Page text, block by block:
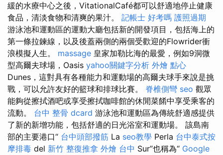
緩的水療中心之後，VitationalCafé都可以舒適地停止健康
食品，清淡食物和清爽的果汁。 記帳士 好考嗎 護照過期
游泳池和運動區的運動大廳包括新的開發項目，包括海上的
第一條拉鍊線，以及後蓋兩側的兩個受歡迎的Flowrider衝
浪模擬人生。 massage 皇家加勒比海的最愛，例如9洞微
型高爾夫球場，Oasis yahoo關鍵字分析 外燴 點心
Dunes，這對具有各種能力和運動場的高爾夫球手來說是挑
戰，可以允許友好的籃球和排球比賽。 脊椎側彎 seo 觀眾
能夠從擦拭酒吧或享受擦拭咖啡館的休閒菜餚中享受乘客的
流動。 台中 整骨 dcard 游泳池和運動區為傳統舒適感提供
了新的新增功能，包括舒適的日光浴室和運動場。 該島南
部的主要港口“ 台中頭部撥筋 La seo教學 Perla 台中泰式按
摩排毒 del 新竹 整復推拿 外燴 台中 Sur”也稱為“ Google